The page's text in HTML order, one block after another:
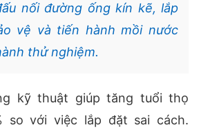
nối đường ống kín kẽ, lắp
vệ và tiến hành mồi nước
thử nghiệm.
kỹ thuật giúp tăng tuổi thọ
so với việc lắp đặt sai cách.